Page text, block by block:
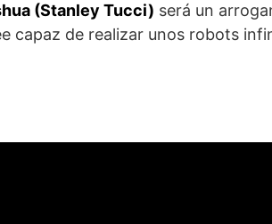
(Stanley Tucci) será un
capaz de realizar unos robots